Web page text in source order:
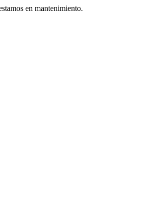
en mantenimiento.